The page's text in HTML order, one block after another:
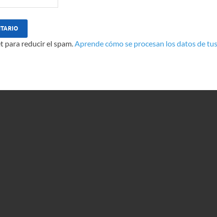
para reducir el spam.Aprende cómo se procesan los datos de